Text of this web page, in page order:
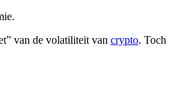
van de volatiliteit van crypto. Toch